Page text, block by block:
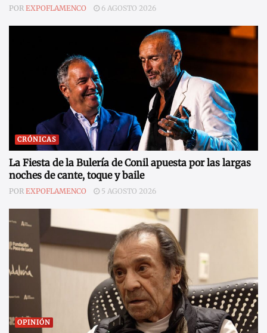
POR EXPOFLAMENCO 6 AGOSTO 2026
CRÓNICAS
La Fiesta de la Bulería de Conil apuesta por las largas
noches de cante, toque y baile
POR EXPOFLAMENCO 5 AGOSTO 2026
OPINIÓN